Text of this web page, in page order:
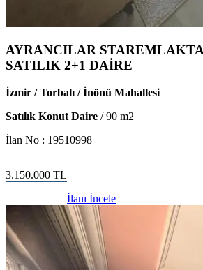
AYRANCILAR
SATILIK 2+1 DAİRE
İzmir / Torbalı / İnönü Mahallesi
Satılık Konut Daire /90 m2
İlan No : 19510998
3.150.000 TL
İlanı İncele